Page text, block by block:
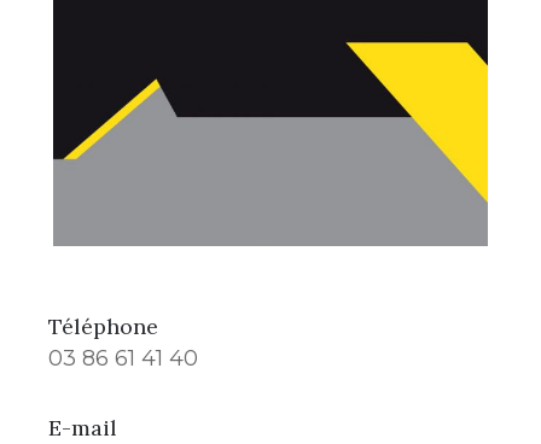
Téléphone
03 86 61 41 40
E-mail